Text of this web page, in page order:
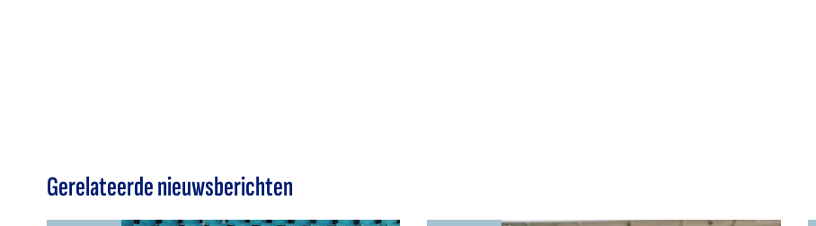
Gerelateerde nieuwsberichten